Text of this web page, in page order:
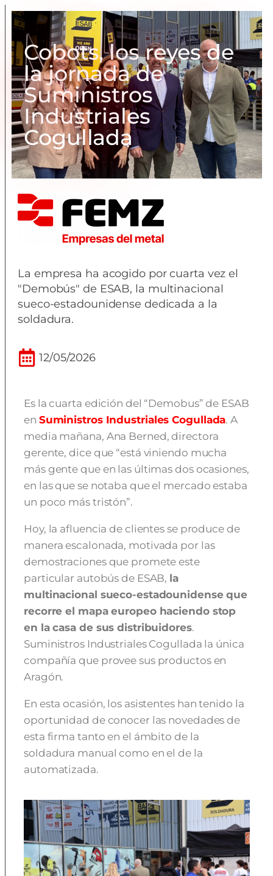
Cobots, los reyes de
la jornada de
Suministros
Industriales
Cogullada
La empresa ha acogido por cuarta vez el
"Demobús" de ESAB, la multinacional
sueco-estadounidense dedicada a la
soldadura.
12/05/2026
Es la cuarta edición del “Demobus” de ESAB
en Suministros Industriales Cogullada. A
media mañana, Ana Berned, directora
gerente, dice que “está viniendo mucha
más gente que en las últimas dos ocasiones,
en las que se notaba que el mercado estaba
un poco más tristón”.
Hoy, la afluencia de clientes se produce de
manera escalonada, motivada por las
demostraciones que promete este
particular autobús de ESAB, la
multinacional sueco-estadounidense que
recorre el mapa europeo haciendo stop
en la casa de sus distribuidores.
Suministros Industriales Cogullada la única
compañía que provee sus productos en
Aragón.
En esta ocasión, los asistentes han tenido la
oportunidad de conocer las novedades de
esta firma tanto en el ámbito de la
soldadura manual como en el de la
automatizada.